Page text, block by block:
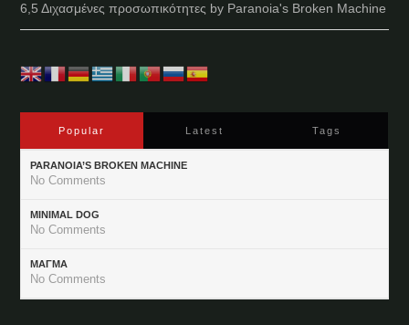
6,5 Διχασμένες προσωπικότητες by Paranoia's Broken Machine
Popular Latest Tags
PARANOIA’S BROKEN MACHINE
No Comments
MINIMAL DOG
No Comments
ΜΑΓΜΑ
No Comments